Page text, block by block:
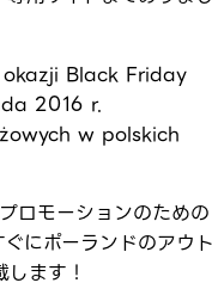
Black Friday
2016 r.
w polskich
ロモーションのための
にポーランドのアウ
ます！